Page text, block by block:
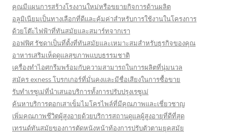
คุณมีแผนการสร้างโรงงานใหม่หรือขยายกิจการด้านผลิต
อลูมิเนียมเป็นทางเลือกที่ดีและคุ้มค่าสำหรับการใช้งานในโครงการ
ด้วยโต๊ะไฟฟ้าที่ทันสมัยและสมาร์ทจากเรา
ออฟฟิศ รัชดาเป็นที่ตั้งที่ทันสมัยและเหมาะสมสำหรับธุรกิจของคุณ
อาหารเสริมเห็ดดูแลสุขภาพแบบธรรมชาติ
เครื่องทำไอศกรีมพร้อมกับความสามารถในการผลิตที่นุ่มนวล
สมัคร exness โบรกเกอร์ที่มั่นคงและมีชื่อเสียงในการซื้อขาย
รับทำเรซูเม่ที่นำเสนอบริการทั้งการปรับปรุงเรซูเม่
ค้นหาบริการตอกเสาเข็มไมโครไพล์ที่มีคุณภาพและเชี่ยวชาญ
เพิ่มคุณภาพชีวิตผู้สูงอายุด้วยบริการสถานดูแลผู้สูงอายุที่ดีที่สุด
เทรนด์ทันสมัยของการตัดหนังหน้าท้องการปรับตัวตามยุคสมัย